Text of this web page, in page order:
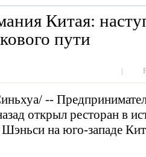
Китая:
пути
--
открыл ресторан в
на юго-западе